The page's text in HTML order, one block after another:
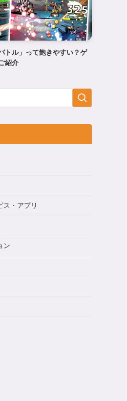
トル」って飽きやすい？ゲ
紹介
ス・アプリ
ン